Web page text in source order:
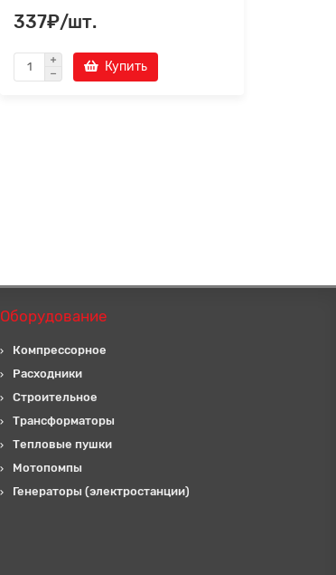
337₽/шт.
Купить
Оборудование
Компрессорное
Расходники
Строительное
Трансформаторы
Тепловые пушки
Мотопомпы
Генераторы (электростанции)